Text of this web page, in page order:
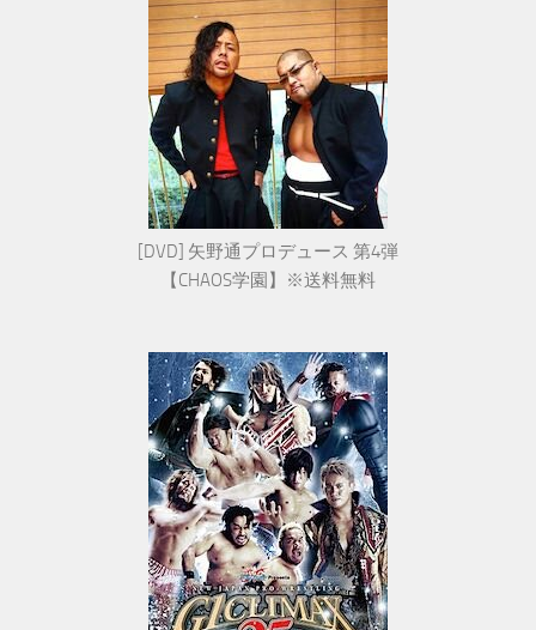
[DVD] 矢野通プロデュース 第4弾
【CHAOS学園】※送料無料